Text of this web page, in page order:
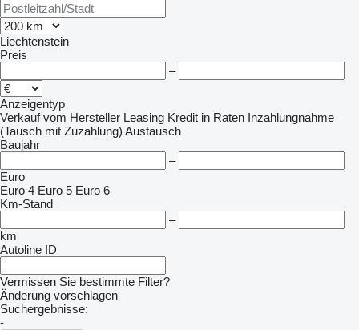
Liechtenstein
Preis
–
Anzeigentyp
Verkauf vom Hersteller Leasing Kredit in Raten Inzahlungnahme
(Tausch mit Zuzahlung) Austausch
Baujahr
–
Euro
Euro 4 Euro 5 Euro 6
Km-Stand
–
km
Autoline ID
Vermissen Sie bestimmte Filter?
Änderung vorschlagen
Suchergebnisse:
-